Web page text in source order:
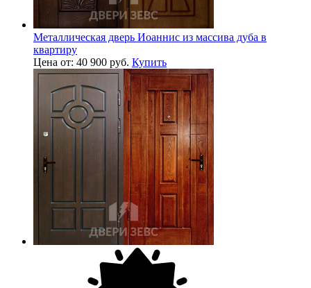
Металлическая дверь Иоаннис из массива дуба в
квартиру
Цена от: 40 900 руб. Купить